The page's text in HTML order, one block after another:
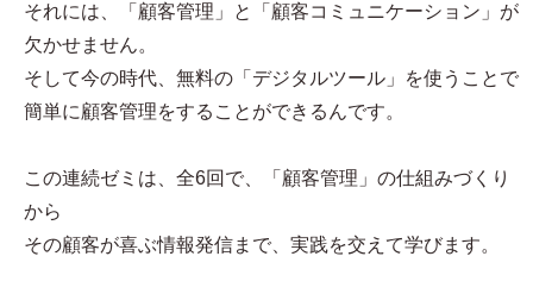
それには、「顧客管理」と「顧客コミュニケーション」が
欠かせません。
そして今の時代、無料の「デジタルツール」を使うことで
簡単に顧客管理をすることができるんです。
この連続ゼミは、全6回で、「顧客管理」の仕組みづくり
から
その顧客が喜ぶ情報発信まで、実践を交えて学びます。